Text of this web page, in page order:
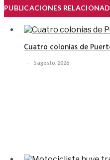
PUBLICACIONES
Cuatro colonias de
5 agosto, 2026